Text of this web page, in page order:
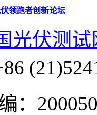
领跑者创新论坛|
光伏测试
：